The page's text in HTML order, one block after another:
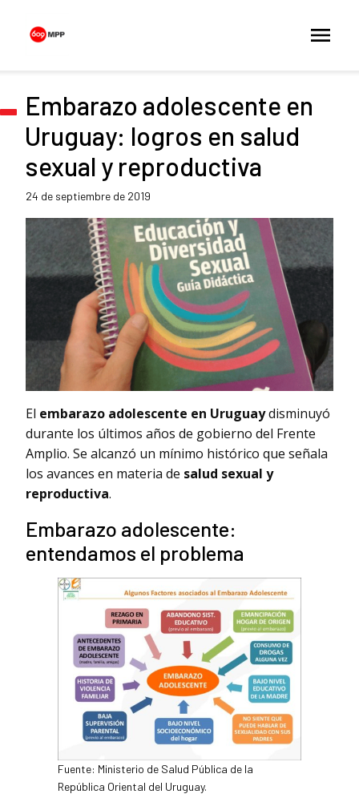
Embarazo adolescente en
Uruguay: logros en salud
sexual y reproductiva
24 de septiembre de 2019
El embarazo adolescente en Uruguaydisminuyó
durante los últimos años de gobierno del Frente
Amplio. Se alcanzó un mínimo histórico que señala
los avances en materia de salud sexual y
reproductiva.
Embarazo adolescente:
entendamos el problema
Fuente: Ministerio de Salud Pública de la
República Oriental del Uruguay.